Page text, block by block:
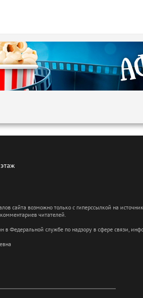
сайта возможно только с гиперссылкой на
читателей.
в Федеральной службе по надзору в сфере